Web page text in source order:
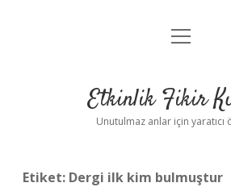
Anasayfa
Yasal Uyarı
menüyü
Etkinlik Fikir
Unutulmaz anlar için yaratıcı
Etiket: Dergi ilk kim bulmuştur